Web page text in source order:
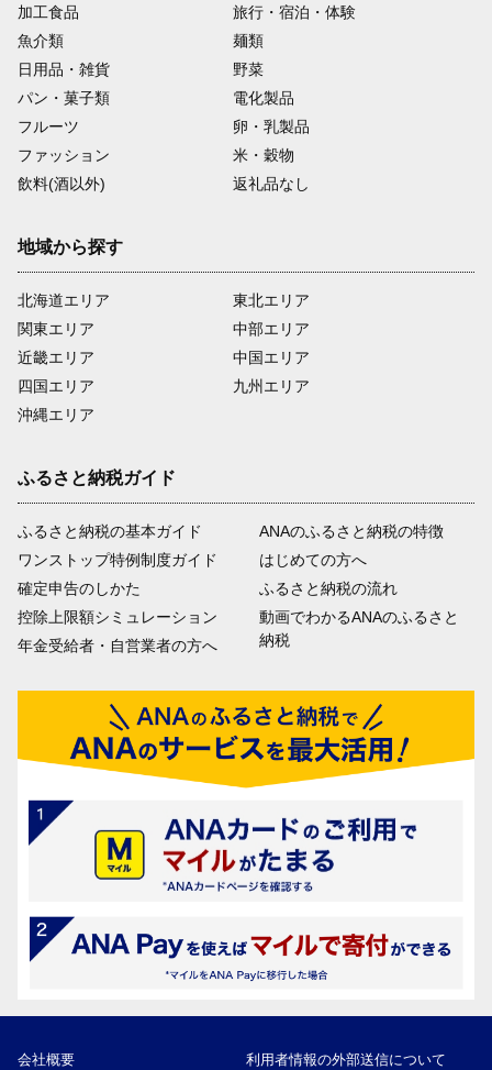
加工食品
旅行・宿泊・体験
魚介類
麺類
日用品・雑貨
野菜
パン・菓子類
電化製品
フルーツ
卵・乳製品
ファッション
米・穀物
飲料(酒以外)
返礼品なし
地域から探す
北海道エリア
関東エリア
近畿エリア
四国エリア
沖縄エリア
東北エリア
中部エリア
中国エリア
九州エリア
ふるさと納税ガイド
ふるさと納税の基本ガイド
ワンストップ特例制度ガイド
確定申告のしかた
控除上限額シミュレーション
年金受給者・自営業者の方へ
ANAのふるさと納税の特徴
はじめての方へ
ふるさと納税の流れ
動画でわかるANAのふるさと
納税
会社概要 利用者情報の外部送信について